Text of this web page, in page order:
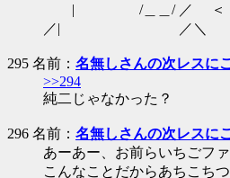
| /＿＿/ ／ ＜ あ
／| ／＼ ＼＿＿＿＿
295 名前： 名無しさんの次レスに
>>294
純二じゃなかった？
296 名前： 名無しさんの次レスに
あーあー、お前らいちごフ
こんなことだからあちこち